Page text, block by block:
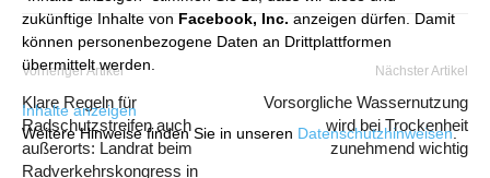
zukünftige Inhalte von Facebook, Inc. anzeigen dürfen. Damit
können personenbezogene Daten an Drittplattformen
übermittelt werden.
Inhalte anzeigen
Weitere Hinweise finden Sie in unseren Datenschutzhinweisen.
Vorheriger Artikel
Klare Regeln für
Radschutzstreifen auch
außerorts: Landrat beim
Radverkehrskongress in
Nächster Artikel
Vorsorgliche Wassernutzung
wird bei Trockenheit
zunehmend wichtig